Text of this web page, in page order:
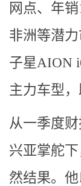
网点、年
非洲等潜
子星AION
主力车型
从一季度
兴亚掌舵
然结果。